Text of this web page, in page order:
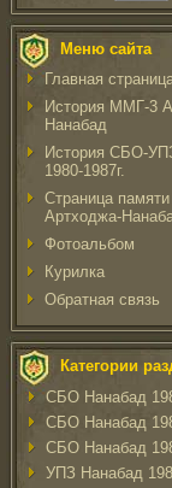
Меню сайта
Главная
История ММГ-3
Нанабад
История СБО-
1980-1987г.
Страница
Артходжа-
Фотоальбом
Курилка
Обратная связь
Категории
СБО Нанабад
СБО Нанабад
СБО Нанабад
УПЗ Нанабад